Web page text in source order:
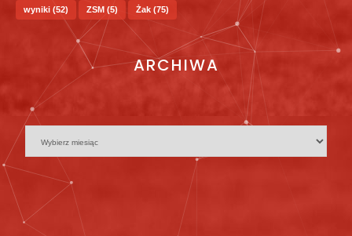
wyniki (52) ZSM (5) Żak (75)
ARCHIWA